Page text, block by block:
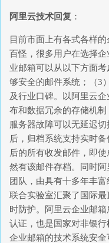
阿里云技术回复 ：
目前市面上有各式各样
百怪，很多用户在选择
业邮箱可以从以下方面
够安全的邮件系统；（3
及行业口碑。以阿里云
布和数据冗余的存储机
服务器故障可以无延迟
后，归档系统支持实时
后的所有收发邮件，即
然有该邮件存档。同时
团队，由具有十多年丰
联合实验室汇聚了国际
时防护。阿里云企业邮
认证，也是国家对非银
企业邮箱的技术系统安